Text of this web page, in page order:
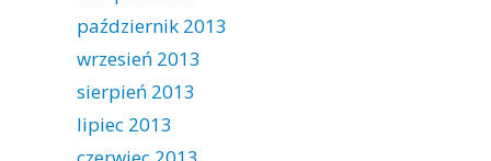
październik 2013
wrzesień 2013
sierpień 2013
lipiec 2013